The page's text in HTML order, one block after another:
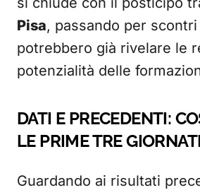
Pisa, passando per
potrebbero già rivelare le
potenzialità delle
DATI E PRECEDENTI:
LE PRIME TRE
Guardando ai risultati